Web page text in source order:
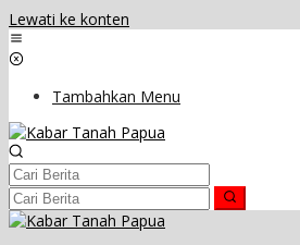
Lewati ke konten
Tambahkan Menu